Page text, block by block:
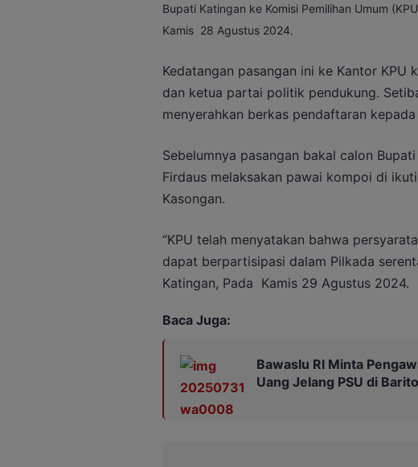
Bupati Katingan ke Komisi Pemilihan Umum
Kamis 28 Agustus 2024.
Kedatangan pasangan ini ke Kantor KPU
dan ketua partai politik pendukung.
menyerahkan berkas pendaftaran kepada
Sebelumnya pasangan bakal calon
Firdaus melaksakan pawai kompoi di
Kasongan.
“KPU telah menyatakan bahwa
dapat berpartisipasi dalam Pilkada
Katingan, Pada Kamis 29 Agustus 2024.
Baca Juga:
Bawaslu RI Minta
Uang Jelang PSU di